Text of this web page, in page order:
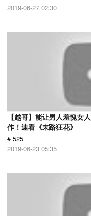
2019-06-27 02:30
【越哥】能让男人羞愧女
作！速看《末路狂花》
# 525
2019-06-23 05:35